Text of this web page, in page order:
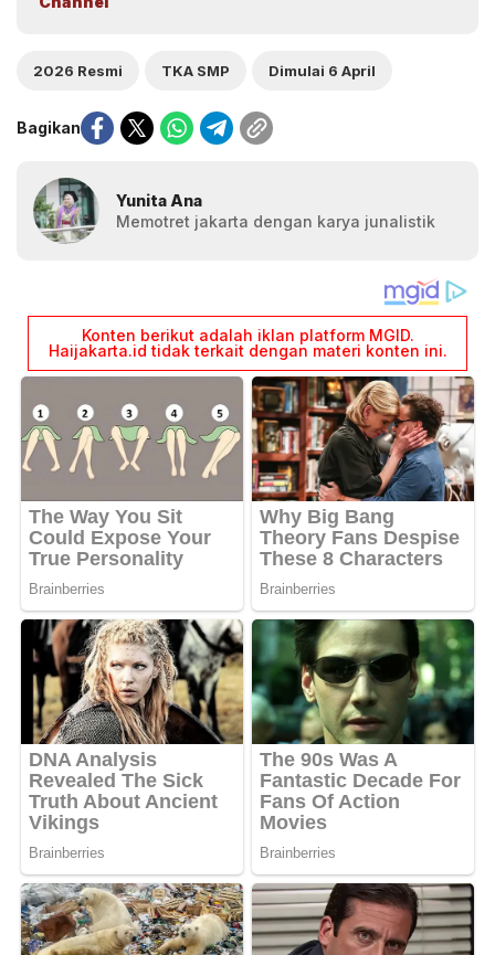
2026 Resmi TKA SMP Dimulai 6 April
Bagikan
Yunita Ana
Memotret jakarta dengan karya junalistik